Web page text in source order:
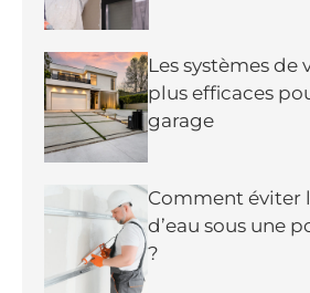
Les systèmes de
plus efficaces
garage
Comment éviter
d’eau sous une
?